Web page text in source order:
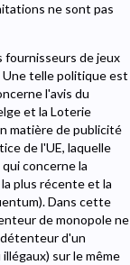
ne sont pas
fournisseurs de jeux
telle politique est
l'avis du
et la Loterie
matière de publicité
de l'UE, laquelle
concerne la
plus récente et la
Dans cette
de monopole ne
d'un
sur le même